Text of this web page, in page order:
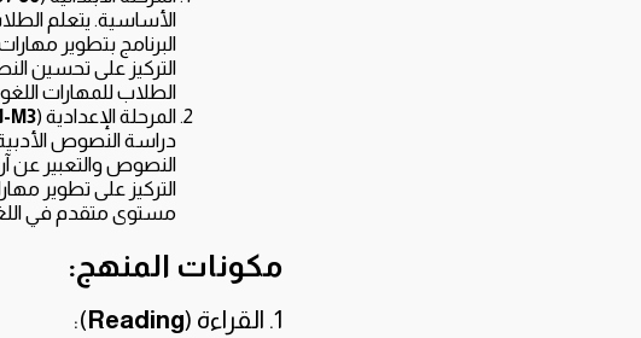
الأساسية. يتعلم
البرنامج بتطوير
التركيز على تحسين
الطلاب للمهارات
المرحلة الإعدادية (M3):
دراسة النصوص الأدبية
النصوص والتعبير عن
التركيز على تطوير
مستوى متقدم في
مكونات المنهج:
1. القراءة ( Reading
):